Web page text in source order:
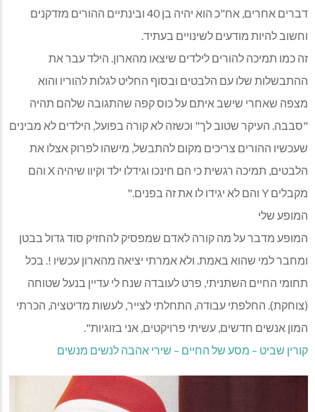
דברים אחרים, אח"כ הוא יהיה בן 40 ובינתיים ההורים מזדקנים
וחשוב להיות מודעים לשינויים בעתיד.
זה כמו תמיכה להורים לילדים שיצאו מהארון. הילד עבר את
ההתבשלות שלו עם הלבטים ובסוף החליט לגלות להוריו והוא
מצפה שאחרי שישב איתם על כוס קפה שהתגובה שלהם תהיה
"סבבה. העיקר שטוב לך" וכשזה לא קורה בפועל, הילדים לא מבינים
שעכשיו ההורים צריכים מקום להתבשל, מישהו לפרוק אצלו את
הלבטים, תמיכה רגשית כי הם חינכו וגידלו ילד וקיוו שיהיה X והם
מקבלים Y והם לא יגידו לו את זה בפנים."
המופע שלי
המופע מדבר על מה קורה לאדם שמפסיק להחזיק סוד גדול בבטן
ומחבר למי שהוא באמת. ולא אמרתי יציאה מהארון עכשיו !. בכל
תחומי החיים השתניתי, פרט לעובדה שנח לי עדיין בנעל שטוחה
(צוחקת). החלפתי עבודה, התחלתי לצייר, לעשות מדיטציה, הכרתי
המון אנשים חדשים, עשיתי פרויקטים, אני בזוגיות".
קורין שביט – מסע של החיים – שירי אהבה לנשים מנשים